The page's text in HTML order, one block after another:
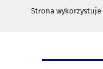
Strona wykorzystuje